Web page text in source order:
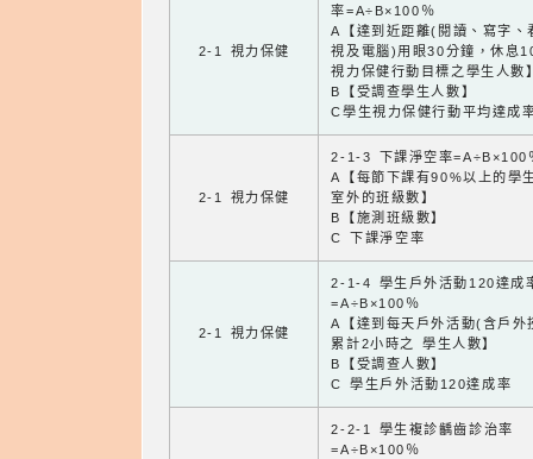
2-1 視力保健
率=A÷B×100％
A【達到近距離(閱讀、寫字、
視及電腦)用眼30分鐘，休息
視力保健行動目標之學生人數
B【受調查學生人數】
C學生視力保健行動平均達成
2-1 視力保健
2-1-3 下課淨空率=A÷B×100
A【每節下課有90%以上的學
室外的班級數】
B【施測班級數】
C 下課淨空率
2-1 視力保健
2-1-4 學生戶外活動120達成
=A÷B×100％
A【達到每天戶外活動(含戶外
累計2小時之 學生人數】
B【受調查人數】
C 學生戶外活動120達成率
2-2-1 學生複診齲齒診治率
=A÷B×100％